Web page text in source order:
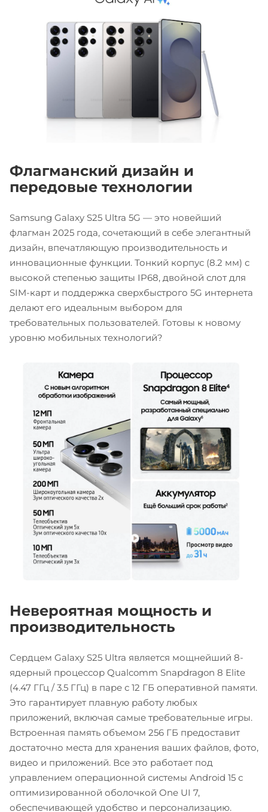
Флагманский дизайн и
передовые технологии
Samsung Galaxy S25 Ultra 5G — это новейший
флагман 2025 года, сочетающий в себе элегантный
дизайн, впечатляющую производительность и
инновационные функции. Тонкий корпус (8.2 мм) с
высокой степенью защиты IP68, двойной слот для
SIM-карт и поддержка сверхбыстрого 5G интернета
делают его идеальным выбором для
требовательных пользователей. Готовы к новому
уровню мобильных технологий?
Невероятная мощность и
производительность
Сердцем Galaxy S25 Ultra является мощнейший 8-
ядерный процессор Qualcomm Snapdragon 8 Elite
(4.47 ГГц / 3.5 ГГц) в паре с 12 ГБ оперативной памяти.
Это гарантирует плавную работу любых
приложений, включая самые требовательные игры.
Встроенная память объемом 256 ГБ предоставит
достаточно места для хранения ваших файлов, фото,
видео и приложений. Все это работает под
управлением операционной системы Android 15 с
оптимизированной оболочкой One UI 7,
обеспечивающей удобство и персонализацию.